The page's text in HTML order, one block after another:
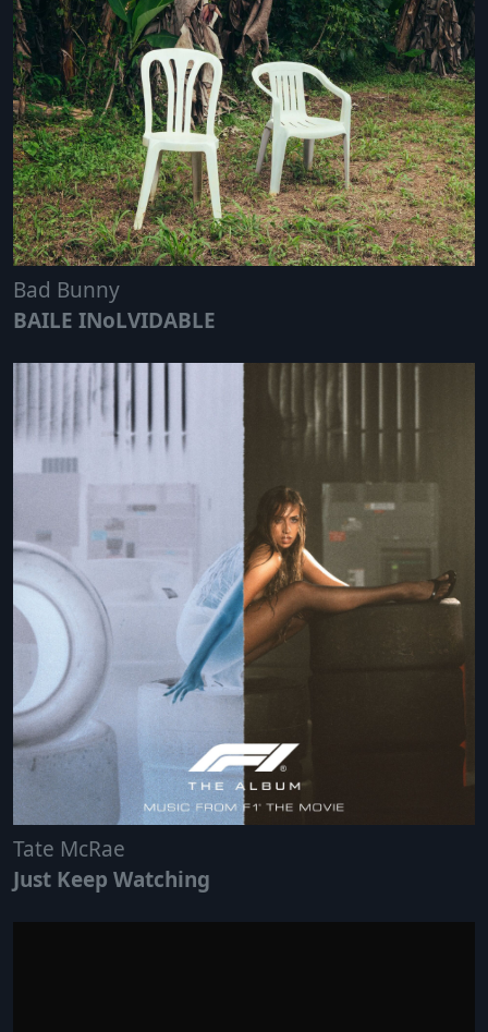
Bad Bunny
BAILE INoLVIDABLE
Tate McRae
Just Keep Watching